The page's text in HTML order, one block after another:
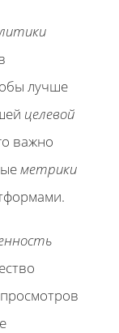
лучше
целевой
важно
метрики